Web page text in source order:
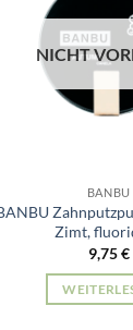
NICHT
BANBU
Zimt,
9,75€